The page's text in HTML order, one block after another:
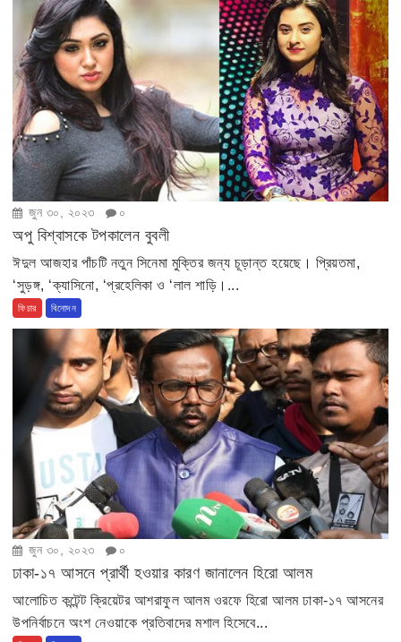
জুন ৩০, ২০২৩ ০
অপু বিশ্বাসকে টপকালেন বুবলী
ঈদুল আজহার পাঁচটি নতুন সিনেমা মুক্তির জন্য চূড়ান্ত হয়েছে। প্রিয়তমা,
‘সুড়ঙ্গ, ‘ক্যাসিনো, ‘প্রহেলিকা ও ‘লাল শাড়ি।...
ফিচার বিনোদন
জুন ৩০, ২০২৩ ০
ঢাকা-১৭ আসনে প্রার্থী হওয়ার কারণ জানালেন হিরো আলম
আলোচিত কন্টেন্ট ক্রিয়েটর আশরাফুল আলম ওরফে হিরো আলম ঢাকা-১৭ আসনের
উপনির্বাচনে অংশ নেওয়াকে প্রতিবাদের মশাল হিসেবে...